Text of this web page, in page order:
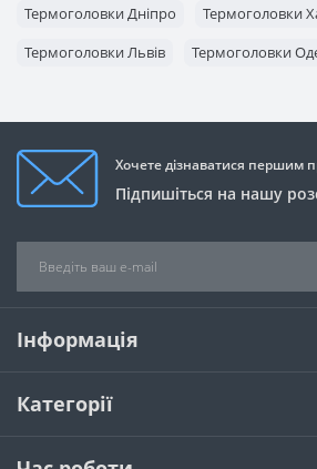
Термоголовки Дніпро
Термоголовки
Термоголовки Львів
Термоголовки
Хочете дізнаватися першим
Підпишіться на нашу
Інформація
Категорії